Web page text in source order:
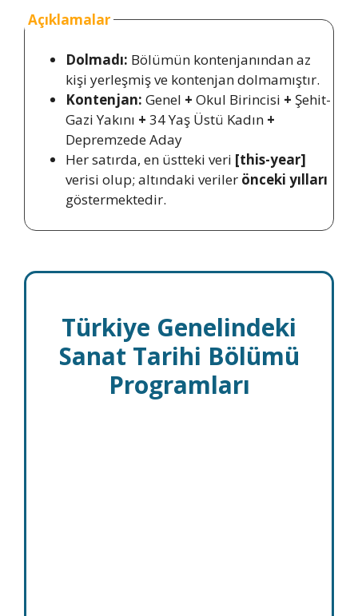
Açıklamalar
Dolmadı: Bölümün kontenjanından az
kişi yerleşmiş ve kontenjan dolmamıştır.
Kontenjan: Genel + Okul Birincisi + Şehit-
Gazi Yakını + 34 Yaş Üstü Kadın +
Depremzede Aday
Her satırda, en üstteki veri [this-year]
verisi olup; altındaki veriler önceki yılları
göstermektedir.
Türkiye Genelindeki
Sanat Tarihi Bölümü
Programları